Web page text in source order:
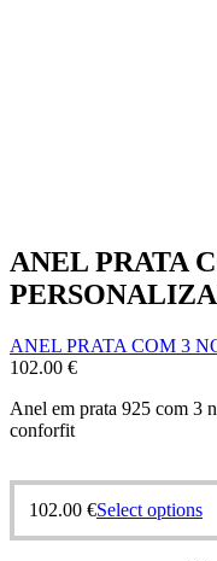
ANEL PRATA
ANEL PRATA COM 3
102.00 €
Anel em prata 925 com 3
conforfit
102.00 €Select options